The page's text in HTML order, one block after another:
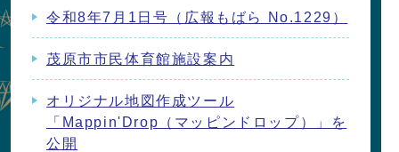
令和8年7月1日号（広報もばら No.1229）
茂原市市民体育館施設案内
オリジナル地図作成ツール
「Mappin'Drop（マッピンドロップ）」を
公開